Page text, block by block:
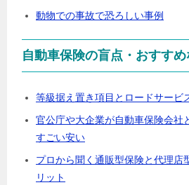
動物での事故で恐ろしい事例
自動車保険の盲点・おすすめ
等級据え置き項目とロードサービ
官公庁や大企業が自動車保険会社
すごい安い
プロから聞く通販型保険と代理店
リット